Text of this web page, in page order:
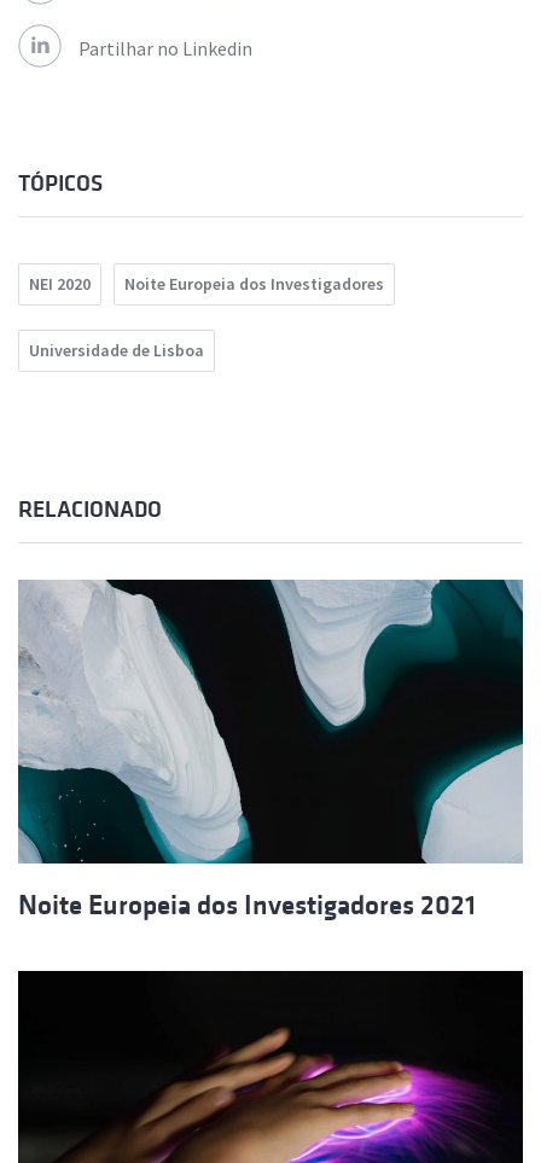
Partilhar no Linkedin
TÓPICOS
NEI 2020 Noite Europeia dos Investigadores
Universidade de Lisboa
RELACIONADO
Noite Europeia dos Investigadores 2021